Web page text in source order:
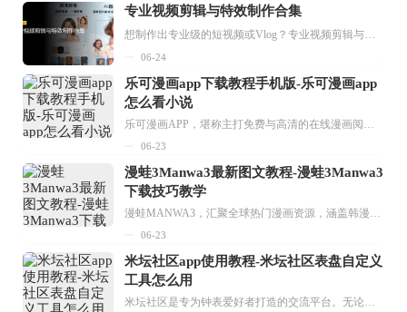
专业视频剪辑与特效制作合集
06-24
乐可漫画app下载教程手机版-乐可漫画app
怎么看小说
乐可漫画APP，堪称主打免费与高清的在线漫画阅读神器。其官方版提供海量完整版漫画资源，无论是国内漫画，还是日漫、韩漫、台漫、美漫等国外漫画，应有尽有，随时供你阅读。只需轻点一下，便能直接进入阅读界面。不仅如此，乐可漫画最新版本更新速度极快，在这里，你总能抢先看到全网一手漫画章节内容！...
06-23
漫蛙3Manwa3最新图文教程-漫蛙3Manwa3
下载技巧教学
漫蛙MANWA3，汇聚全球热门漫画资源，涵盖韩漫、欧美漫画、国漫等多种类型，题材丰富多样，全方位满足用户阅读喜好。它不仅是阅读平台，更是创作平台，为广大用户打造零门槛创作环境。...
06-23
米坛社区app使用教程-米坛社区表盘自定义
工具怎么用
米坛社区是专为钟表爱好者打造的交流平台。无论你是初涉钟表领域的普通爱好者，还是拥有多年收藏经验的资深玩家，都能在此找到属于自己的天地。 无需注册，就能轻松参与其中。通过专业的讨论论坛与丰富的交互功能，你可与世界各地的钟表爱好者畅快交流。若你钟情于钟表，米坛社区无疑是值得一试的理想之选。在这里，你能获取最新的手表资讯，交流见解，提升鉴赏品味，让每一块手表都成为收藏故事中重要的一部分。感兴趣的朋友，不要错过下载机会。...